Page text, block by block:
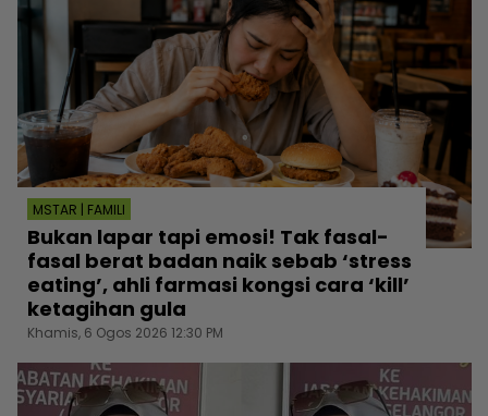
MSTAR | FAMILI
Bukan lapar tapi emosi! Tak fasal-
fasal berat badan naik sebab ‘stress
eating’, ahli farmasi kongsi cara ‘kill’
ketagihan gula
Khamis, 6 Ogos 2026 12:30 PM